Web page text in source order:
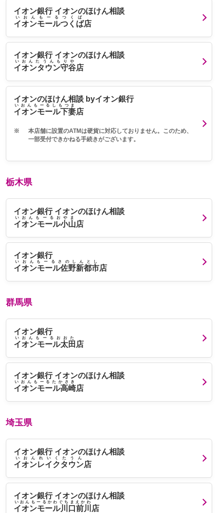
イオン銀行 イオンのほけん相談
イオンモールつくば
いおんもーるつくば
店
イオン銀行 イオンのほけん相談
イオンタウン守谷
いおんたうんもりや
店
イオンのほけん相談 byイオン銀行
イオンモール下妻
いおんもーるしもつま
店
※
本店舗に設置のATMは硬貨に対応しておりません。このため、
一部受付できかねる手続きがございます。
栃木県
イオン銀行 イオンのほけん相談
イオンモール小山
いおんもーるおやま
店
イオン銀行
イオンモール佐野新都市
いおんもーるさのしんとし
店
群馬県
イオン銀行
イオンモール太田
いおんもーるおおた
店
イオン銀行 イオンのほけん相談
イオンモール高崎
いおんもーるたかさき
店
埼玉県
イオン銀行 イオンのほけん相談
イオンレイクタウン
いおんれいくたうん
店
イオン銀行 イオンのほけん相談
イオンモール川口前川
いおんもーるかわぐちまえかわ
店